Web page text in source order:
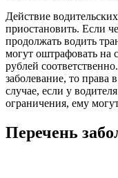
Действие
приостановить. Если
продолжать водить
могут оштрафовать на
рублей
заболевание, то права
случае, если у
ограничения, ему
Перечень